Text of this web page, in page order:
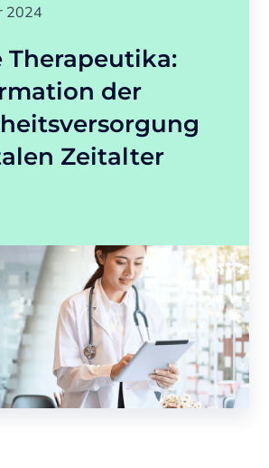
2024
Therapeutika:
der
Zeitalter